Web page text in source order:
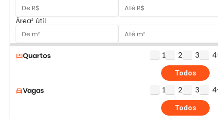
Área² útil
bedQuartos 1 2 3
Todos
directions_carVagas 1 2 3
Todos